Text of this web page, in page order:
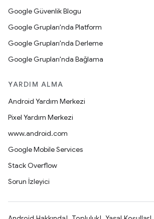
Google Güvenlik Blogu
Google Grupları'nda Platform
Google Grupları'nda Derleme
Google Grupları'nda Bağlama
YARDIM ALMA
Android Yardım Merkezi
Pixel Yardım Merkezi
www.android.com
Google Mobile Services
Stack Overflow
Sorun İzleyici